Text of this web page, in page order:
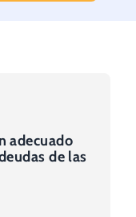
adecuado
de las